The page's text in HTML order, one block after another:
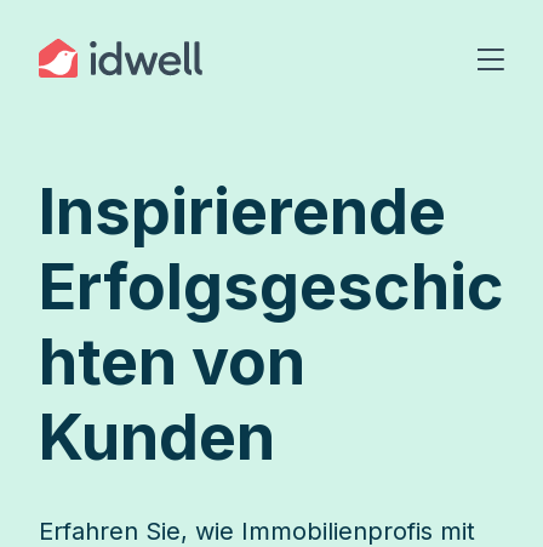
Inspirierende
Erfolgsgeschic
hten von
Kunden
Erfahren Sie, wie Immobilienprofis mit